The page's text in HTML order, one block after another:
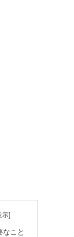
なこと